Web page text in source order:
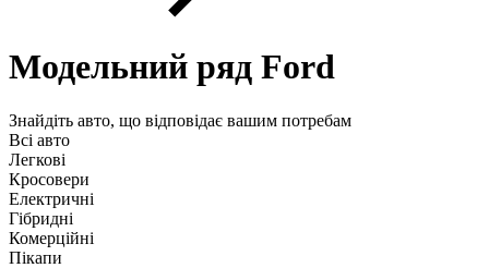
Модельний ряд Ford
Знайдіть авто, що відповідає вашим потребам
Всі авто
Легкові
Кросовери
Електричні
Гібридні
Комерційні
Пікапи